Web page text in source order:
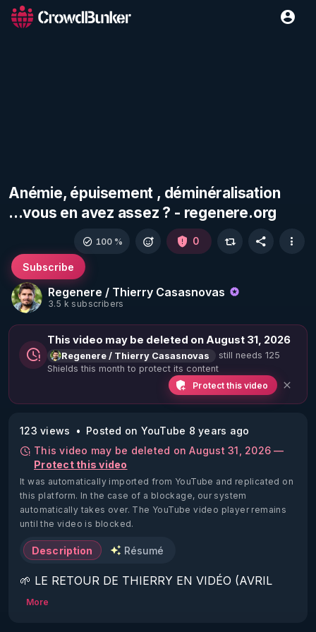
Anémie, épuisement , déminéralisation
...vous en avez assez ? - regenere.org
Regenere / Thierry Casasnovas
3.5 k subscribers
Subscribe
100 % 0
This video may be deleted on August 31, 2026
Regenere / Thierry Casasnovas
still needs 125
Shields this month to protect its content
Protect this video
123 views
Posted on YouTube 8 years ago
This video may be deleted on August 31, 2026 —
Protect this video
It was automatically imported from YouTube and replicated on
this platform. In the case of a blockage, our system
automatically takes over. The YouTube video player remains
until the video is blocked.
Description Résumé
🌱 LE RETOUR DE THIERRY EN VIDÉO (AVRIL
2022)!
More